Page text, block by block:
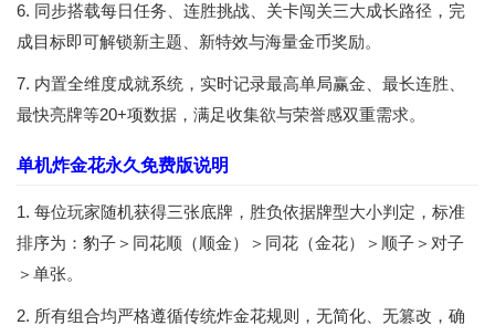
6. 同步搭载每日任务、连胜挑战、关卡闯关三大成长路径，完
成目标即可解锁新主题、新特效与海量金币奖励。
7. 内置全维度成就系统，实时记录最高单局赢金、最长连胜、
最快亮牌等20+项数据，满足收集欲与荣誉感双重需求。
单机炸金花永久免费版说明
1. 每位玩家随机获得三张底牌，胜负依据牌型大小判定，标准
排序为：豹子＞同花顺（顺金）＞同花（金花）＞顺子＞对子
＞单张。
2. 所有组合均严格遵循传统炸金花规则，无简化、无篡改，确